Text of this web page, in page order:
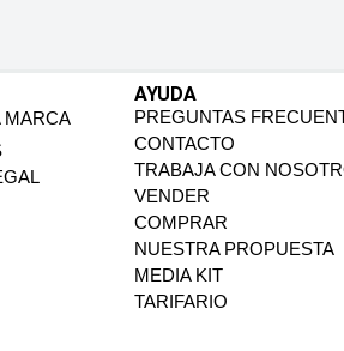
MARCA
AYUDA
PREGUNTAS
CONTACTO
TRABAJA CON
VENDER
COMPRAR
NUESTRA PROPUESTA
MEDIA KIT
TARIFARIO